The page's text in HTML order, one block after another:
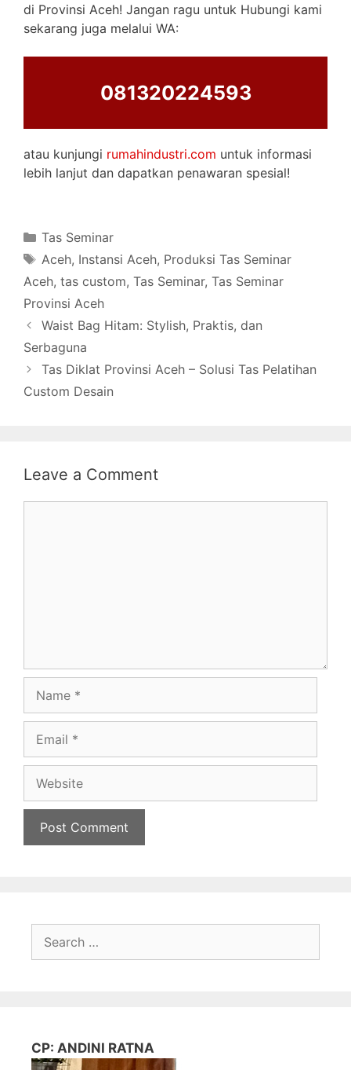
di Provinsi Aceh! Jangan ragu untuk Hubungi kami
sekarang juga melalui WA:
081320224593
atau kunjungi rumahindustri.com untuk informasi
lebih lanjut dan dapatkan penawaran spesial!
Categories
Tas Seminar
Tags
Aceh, Instansi Aceh, Produksi Tas Seminar
Aceh, tas custom, Tas Seminar, Tas Seminar
Provinsi Aceh
Waist Bag Hitam: Stylish, Praktis, dan
Serbaguna
Tas Diklat Provinsi Aceh – Solusi Tas Pelatihan
Custom Desain
Leave a Comment
CP: ANDINI RATNA